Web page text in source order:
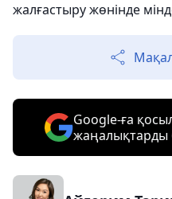
жалғастыру жөнінде
Google-ға
жаңалықтарды